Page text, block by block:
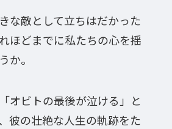
な敵として立ちはだかった
ほどまでに私たちの心を揺
か。
オビトの最後が泣ける」と
彼の壮絶な人生の軌跡をた